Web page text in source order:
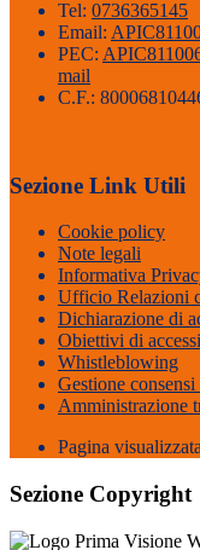
Tel: 0736365145
Email:
PEC:
mail
C.F.:
Sezione Link Utili
Cookie policy
Note legali
Informativa
Ufficio Relazioni
Dichiarazione di
Obiettivi di
Whistleblowing
Gestione
Amministrazione
Pagina visualizzata
Sezione Copyright